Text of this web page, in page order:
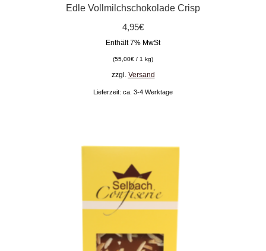
Edle Vollmilchschokolade Crisp
4,95€
Enthält 7% MwSt
(55,00€ / 1 kg)
zzgl. Versand
Lieferzeit: ca. 3-4 Werktage